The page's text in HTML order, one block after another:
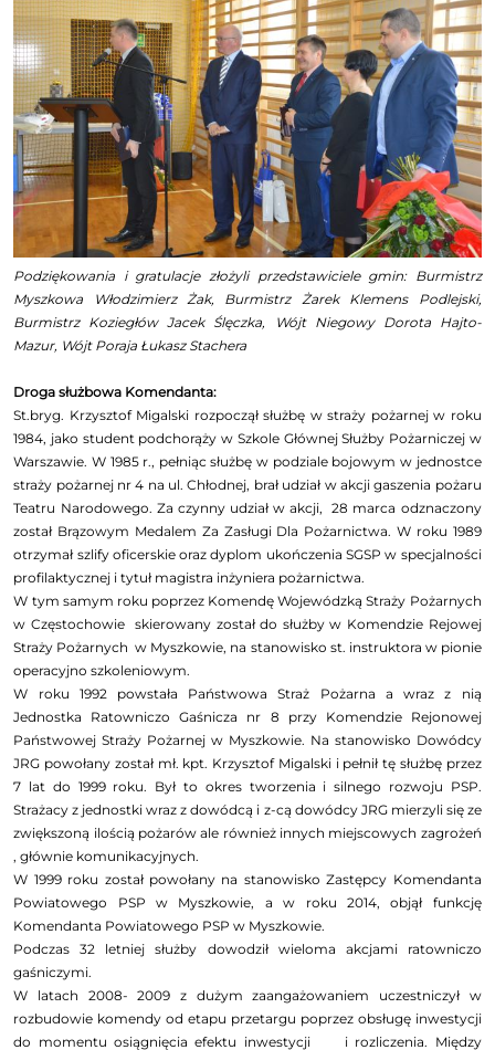
Podziękowania i gratulacje złożyli przedstawiciele gmin: Burmistrz
Myszkowa Włodzimierz Żak, Burmistrz Żarek Klemens Podlejski,
Burmistrz Koziegłów Jacek Ślęczka, Wójt Niegowy Dorota Hajto-
Mazur, Wójt Poraja Łukasz Stachera
Droga służbowa Komendanta:
St.bryg. Krzysztof Migalski rozpoczął służbę w straży pożarnej w roku
1984, jako student podchorąży w Szkole Głównej Służby Pożarniczej w
Warszawie. W 1985 r., pełniąc służbę w podziale bojowym w jednostce
straży pożarnej nr 4 na ul. Chłodnej, brał udział w akcji gaszenia pożaru
Teatru Narodowego. Za czynny udział w akcji, 28 marca odznaczony
został Brązowym Medalem Za Zasługi Dla Pożarnictwa. W roku 1989
otrzymał szlify oficerskie oraz dyplom ukończenia SGSP w specjalności
profilaktycznej i tytuł magistra inżyniera pożarnictwa.
W tym samym roku poprzez Komendę Wojewódzką Straży Pożarnych
w Częstochowie skierowany został do służby w Komendzie Rejowej
Straży Pożarnych w Myszkowie, na stanowisko st. instruktora w pionie
operacyjno szkoleniowym.
W roku 1992 powstała Państwowa Straż Pożarna a wraz z nią
Jednostka Ratowniczo Gaśnicza nr 8 przy Komendzie Rejonowej
Państwowej Straży Pożarnej w Myszkowie. Na stanowisko Dowódcy
JRG powołany został mł. kpt. Krzysztof Migalski i pełnił tę służbę przez
7 lat do 1999 roku. Był to okres tworzenia i silnego rozwoju PSP.
Strażacy z jednostki wraz z dowódcą i z-cą dowódcy JRG mierzyli się ze
zwiększoną ilością pożarów ale również innych miejscowych zagrożeń
, głównie komunikacyjnych.
W 1999 roku został powołany na stanowisko Zastępcy Komendanta
Powiatowego PSP w Myszkowie, a w roku 2014, objął funkcję
Komendanta Powiatowego PSP w Myszkowie.
Podczas 32 letniej służby dowodził wieloma akcjami ratowniczo
gaśniczymi.
W latach 2008- 2009 z dużym zaangażowaniem uczestniczył w
rozbudowie komendy od etapu przetargu poprzez obsługę inwestycji
do momentu osiągnięcia efektu inwestycji i rozliczenia. Między